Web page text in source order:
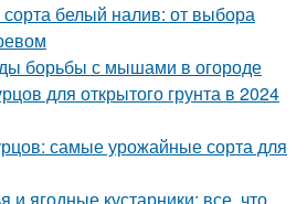
белый налив: от выбора
борьбы с мышами в огороде
для открытого грунта в 2024
самые урожайные сорта для